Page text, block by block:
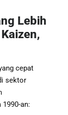
Lebih
cepat
sektor
an: